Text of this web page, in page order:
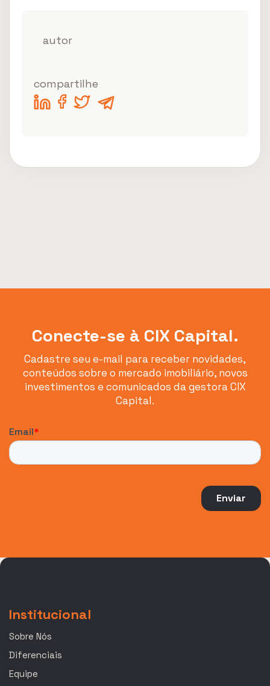
autor
compartilhe
Conecte-se à CIX Capital.
Cadastre seu e-mail para receber novidades,
conteúdos sobre o mercado imobiliário, novos
investimentos e comunicados da gestora CIX
Capital.
Institucional
Sobre Nós
Diferenciais
Equipe